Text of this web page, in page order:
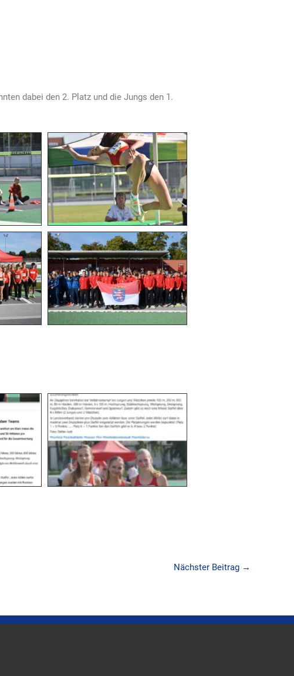
dabei den 2. Platz und die Jungs den 1.
Nächster Beitrag →